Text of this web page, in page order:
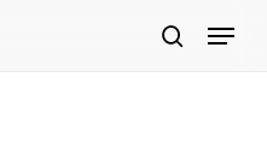
Menu